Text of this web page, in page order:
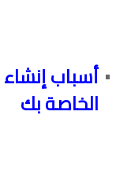
أسباب
الخاصة بك